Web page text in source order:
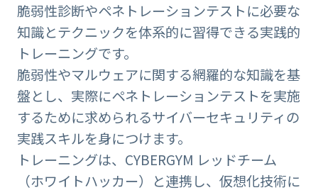
脆弱性診断やペネトレーションテストに必要な
知識とテクニックを体系的に習得できる実践的
トレーニングです。
脆弱性やマルウェアに関する網羅的な知識を基
盤とし、実際にペネトレーションテストを実施
するために求められるサイバーセキュリティの
実践スキルを身につけます。
トレーニングは、CYBERGYM レッドチーム
（ホワイトハッカー）と連携し、仮想化技術に